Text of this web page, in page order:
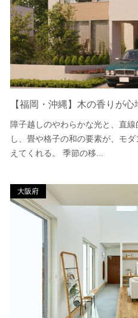
【福岡・沖縄】木の香りが
障子越しのやわらかな光と、直
し、畳や格子の和の要素が、モ
えてくれる。 季節の移...
大阪府